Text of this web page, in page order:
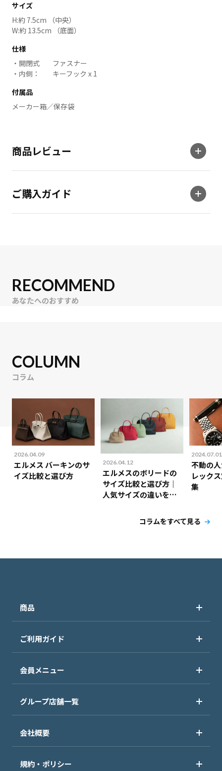
サイズ
H:約 7.5cm （中央）
W:約 13.5cm （底面）
仕様
開閉式
ファスナー
内側：
キーフック x 1
付属品
メーカー箱／保存袋
商品レビュー
ご購入ガイド
RECOMMEND
あなたへのおすすめ
COLUMN
コラム
2026.04.09
エルメス バーキンのサ
イズ比較と選び方
2026.04.12
エルメスのボリードの
サイズ比較と選び方｜
人気サイズの違いを解
2024.07.01
不動の
レック
集
コラムをすべて見る
商品
ご利用ガイド
会員メニュー
グループ店舗一覧
会社概要
規約・ポリシー